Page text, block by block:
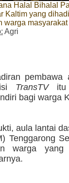
Halal Bihalal
Kaltim yang
warga masyarakat
Agri
TransTVitu
bagi warga
aula lantai
Tenggarong
warga yang